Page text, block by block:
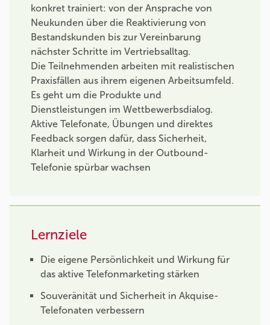
konkret trainiert: von der Ansprache von
Neukunden über die Reaktivierung von
Bestandskunden bis zur Vereinbarung
nächster Schritte im Vertriebsalltag.
Die Teilnehmenden arbeiten mit realistischen
Praxisfällen aus ihrem eigenen Arbeitsumfeld.
Es geht um die Produkte und
Dienstleistungen im Wettbewerbsdialog.
Aktive Telefonate, Übungen und direktes
Feedback sorgen dafür, dass Sicherheit,
Klarheit und Wirkung in der Outbound-
Telefonie spürbar wachsen
Lernziele
Die eigene Persönlichkeit und Wirkung für
das aktive Telefonmarketing stärken
Souveränität und Sicherheit in Akquise-
Telefonaten verbessern